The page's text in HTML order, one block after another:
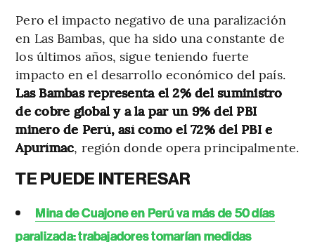
Pero el impacto negativo de una paralización
en Las Bambas, que ha sido una constante de
los últimos años, sigue teniendo fuerte
impacto en el desarrollo económico del país.
Las Bambas representa el 2% del suministro
de cobre global y a la par un 9% del PBI
minero de Perú, así como el 72% del PBI e
Apurímac, región donde opera principalmente.
TE PUEDE INTERESAR
Mina de Cuajone en Perú va más de 50 días
paralizada: trabajadores tomarían medidas